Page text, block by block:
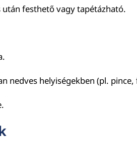
után festhető vagy tapétázható.
nedves helyiségekben (pl.